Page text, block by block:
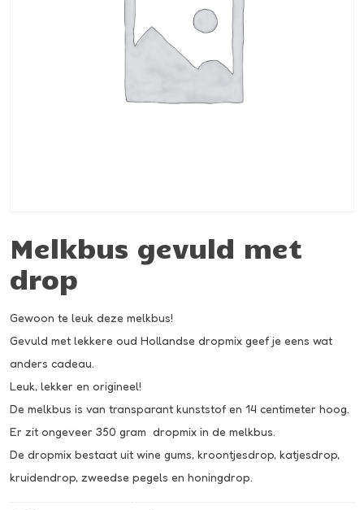
Gewoon te leuk deze melkbus!
Gevuld met lekkere oud Hollandse dropmix geef je eens wat
anders cadeau.
Leuk, lekker en origineel!
De melkbus is van transparant kunststof en 14 centimeter hoog.
Er zit ongeveer 350 gram dropmix in de melkbus.
De dropmix bestaat uit wine gums, kroontjesdrop, katjesdrop,
kruidendrop, zweedse pegels en honingdrop.
Melkbus gevuld met
drop